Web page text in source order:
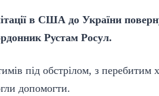
в США до України
Рустам Росул.
під обстрілом, з перебитим
допомогти.